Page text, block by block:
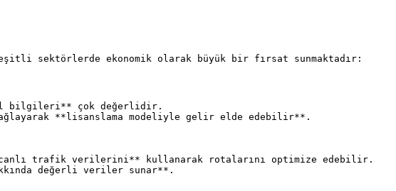
sektörlerde ekonomik olarak büyük bir fırsat sunmaktadır:
yol bilgileri** çok değerlidir.
**lisanslama modeliyle gelir elde edebilir**.
trafik verilerini** kullanarak rotalarını optimize edebilir.
değerli veriler sunar**.